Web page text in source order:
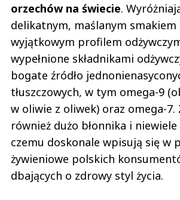
orzechów na świecie.
delikatnym, maślanym smakiem
wyjątkowym profilem
wypełnione składnikami
bogate źródło
tłuszczowych, w tym omega-9
w oliwie z oliwek) oraz omega-7.
również dużo błonnika i
czemu doskonale wpisują się w
żywieniowe polskich
dbających o zdrowy styl życia.